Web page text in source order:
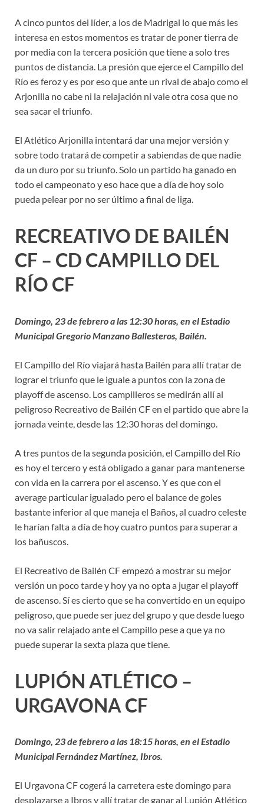
A cinco puntos del líder, a los de Madrigal lo que más les
interesa en estos momentos es tratar de poner tierra de
por media con la tercera posición que tiene a solo tres
puntos de distancia. La presión que ejerce el Campillo del
Río es feroz y es por eso que ante un rival de abajo como el
Arjonilla no cabe ni la relajación ni vale otra cosa que no
sea sacar el triunfo.
El Atlético Arjonilla intentará dar una mejor versión y
sobre todo tratará de competir a sabiendas de que nadie
da un duro por su triunfo. Solo un partido ha ganado en
todo el campeonato y eso hace que a día de hoy solo
pueda pelear por no ser último a final de liga.
RECREATIVO DE BAILÉN
CF – CD CAMPILLO DEL
RÍO CF
Domingo, 23 de febrero a las 12:30 horas, en el Estadio
Municipal Gregorio Manzano Ballesteros, Bailén.
El Campillo del Río viajará hasta Bailén para allí tratar de
lograr el triunfo que le iguale a puntos con la zona de
playoff de ascenso. Los campilleros se medirán allí al
peligroso Recreativo de Bailén CF en el partido que abre la
jornada veinte, desde las 12:30 horas del domingo.
A tres puntos de la segunda posición, el Campillo del Río
es hoy el tercero y está obligado a ganar para mantenerse
con vida en la carrera por el ascenso. Y es que con el
average particular igualado pero el balance de goles
bastante inferior al que maneja el Baños, al cuadro celeste
le harían falta a día de hoy cuatro puntos para superar a
los bañuscos.
El Recreativo de Bailén CF empezó a mostrar su mejor
versión un poco tarde y hoy ya no opta a jugar el playoff
de ascenso. Sí es cierto que se ha convertido en un equipo
peligroso, que puede ser juez del grupo y que desde luego
no va salir relajado ante el Campillo pese a que ya no
puede superar la sexta plaza que tiene.
LUPIÓN ATLÉTICO –
URGAVONA CF
Domingo, 23 de febrero a las 18:15 horas, en el Estadio
Municipal Fernández Martínez, Ibros.
El Urgavona CF cogerá la carretera este domingo para
desplazarse a Ibros y allí tratar de ganar al Lupión Atlético